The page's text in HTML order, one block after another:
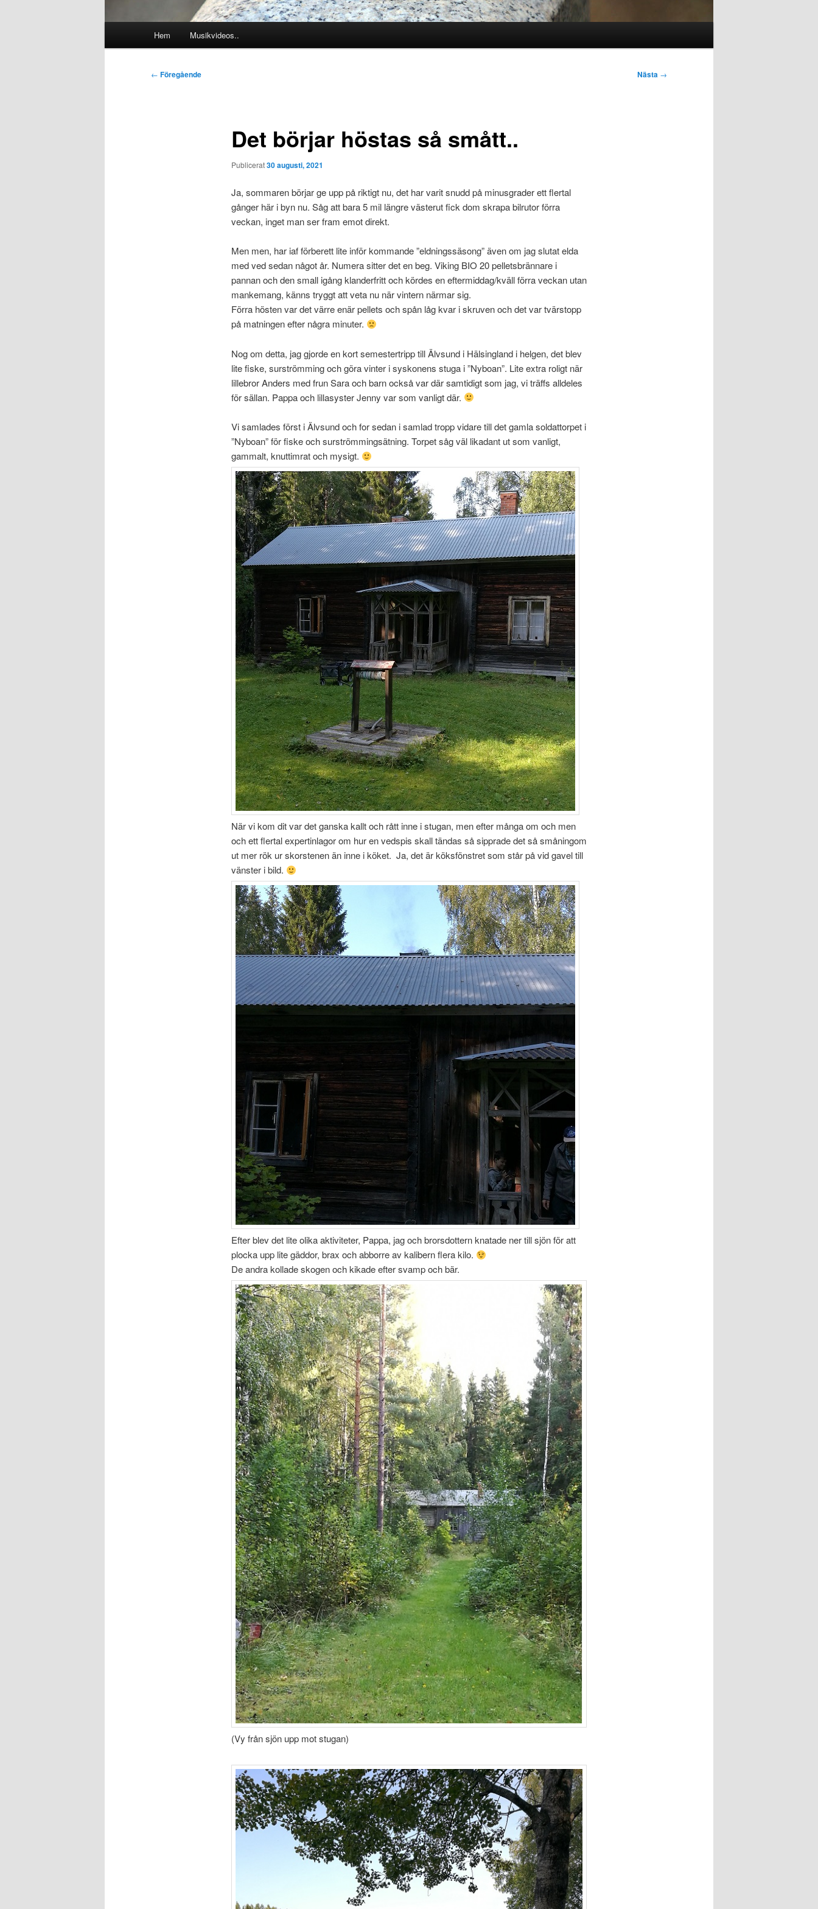
Hem Musikvideos..
Inläggsnavigering
← Föregående Nästa →
Det börjar höstas så smått..
Publicerat30 augusti, 2021
Ja, sommaren börjar ge upp på riktigt nu, det har varit snudd på minusgrader ett flertal
gånger här i byn nu. Såg att bara 5 mil längre västerut fick dom skrapa bilrutor förra
veckan, inget man ser fram emot direkt.
Men men, har iaf förberett lite inför kommande ”eldningssäsong” även om jag slutat elda
med ved sedan något år. Numera sitter det en beg. Viking BIO 20 pelletsbrännare i
pannan och den small igång klanderfritt och kördes en eftermiddag/kväll förra veckan utan
mankemang, känns tryggt att veta nu när vintern närmar sig.
Förra hösten var det värre enär pellets och spån låg kvar i skruven och det var tvärstopp
på matningen efter några minuter.
Nog om detta, jag gjorde en kort semestertripp till Älvsund i Hälsingland i helgen, det blev
lite fiske, surströmming och göra vinter i syskonens stuga i ”Nyboan”. Lite extra roligt när
lillebror Anders med frun Sara och barn också var där samtidigt som jag, vi träffs alldeles
för sällan. Pappa och lillasyster Jenny var som vanligt där.
Vi samlades först i Älvsund och for sedan i samlad tropp vidare till det gamla soldattorpet i
”Nyboan” för fiske och surströmmingsätning. Torpet såg väl likadant ut som vanligt,
gammalt, knuttimrat och mysigt.
När vi kom dit var det ganska kallt och rått inne i stugan, men efter många om och men
och ett flertal expertinlagor om hur en vedspis skall tändas så sipprade det så småningom
ut mer rök ur skorstenen än inne i köket. Ja, det är köksfönstret som står på vid gavel till
vänster i bild.
Efter blev det lite olika aktiviteter, Pappa, jag och brorsdottern knatade ner till sjön för att
plocka upp lite gäddor, brax och abborre av kalibern flera kilo.
De andra kollade skogen och kikade efter svamp och bär.
(Vy från sjön upp mot stugan)